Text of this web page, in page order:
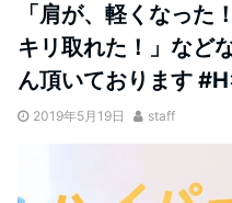
「肩が、軽くなった
キリ取れた！」など
ん頂いております
2019年5月19日 staff